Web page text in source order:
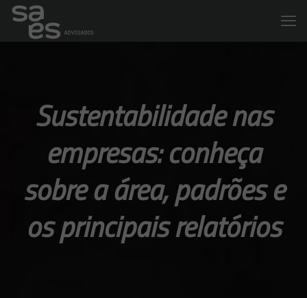
Sustentabilidade nas
empresas: conheça
sobre a área, padrões e
os principais relatórios